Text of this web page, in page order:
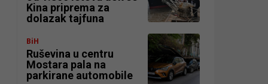
Kina priprema za
dolazak tajfuna
BiH
Ruševina u centru
Mostara pala na
parkirane automobile